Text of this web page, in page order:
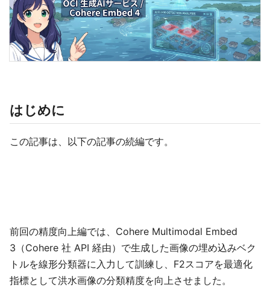
はじめに
この記事は、以下の記事の続編です。
前回の精度向上編では、Cohere Multimodal Embed
3（Cohere 社 API 経由）で生成した画像の埋め込みベク
トルを線形分類器に入力して訓練し、F2スコアを最適化
指標として洪水画像の分類精度を向上させました。